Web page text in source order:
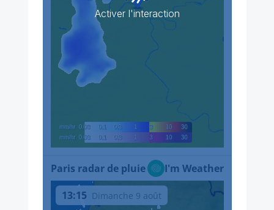
Activer l'interaction